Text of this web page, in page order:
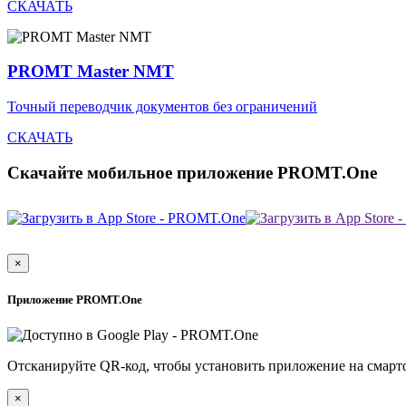
СКАЧАТЬ
PROMT Master NMT
Точный переводчик документов без ограничений
СКАЧАТЬ
Скачайте мобильное приложение PROMT.One
×
Приложение PROMT.One
Отсканируйте QR-код, чтобы установить приложение на
×